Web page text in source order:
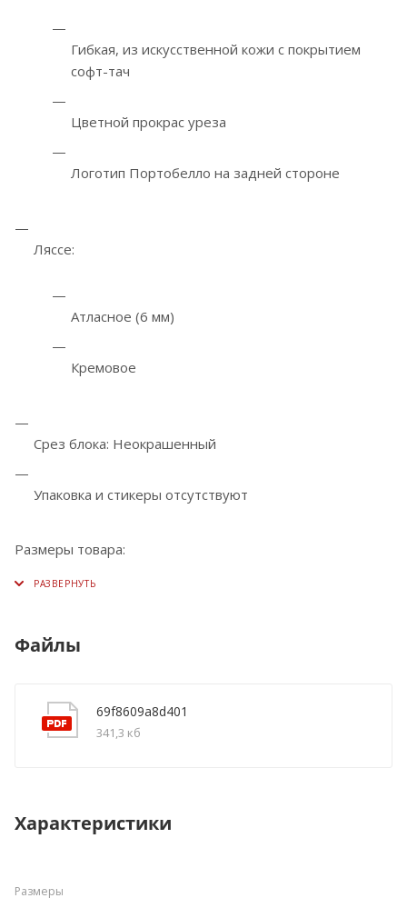
Гибкая, из искусственной кожи с покрытием
софт-тач
Цветной прокрас уреза
Логотип Портобелло на задней стороне
Ляссе:
Атласное (6 мм)
Кремовое
Срез блока: Неокрашенный
Упаковка и стикеры отсутствуют
Размеры товара:
Файлы
69f8609a8d401
341,3 кб
Характеристики
Размеры